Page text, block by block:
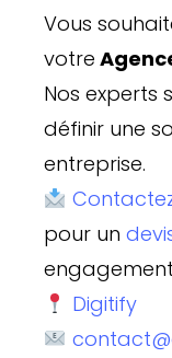
Vous
votre
Nos experts
définir une
entreprise.
pour un
Digitify